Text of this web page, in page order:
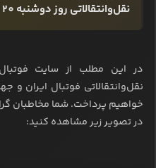
نقل‌وانتقالاتی روز دوشنبه 20 اسفند 1403 هستند.
در این مطلب از سایت
خواهیم پرداخت. شما مخاطبان
در تصویر زیر مشاهده کنید: